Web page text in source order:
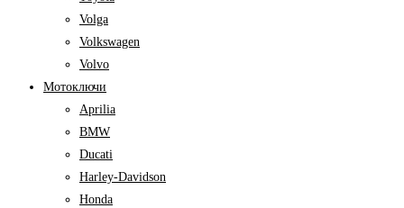
Volga
Volkswagen
Volvo
Мотоключи
Aprilia
BMW
Ducati
Harley-Davidson
Honda